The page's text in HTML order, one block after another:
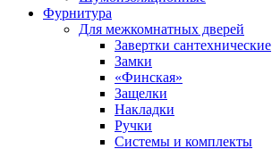
Фурнитура
Для межкомнатных дверей
Завертки сантехнические
Замки
«Финская»
Защелки
Накладки
Ручки
Системы и комплекты